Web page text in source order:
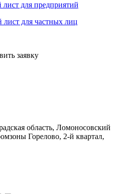
для предприятий
лист для частных лиц
заявку
область, Ломоносовский
Горелово, 2-й квартал,